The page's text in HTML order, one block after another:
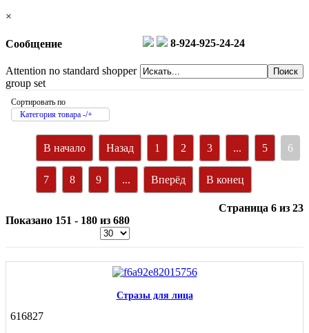
8-924-925-24-24
×
Сообщение
Attention no standard shopper
group set
Сортировать по
Категория товара -/+
В начало Назад 1 2 3 ... 5 6
7 8 9 ... Вперёд В конец
Страница 6 из 23
Показано 151 - 180 из 680
Стразы для лица
616827